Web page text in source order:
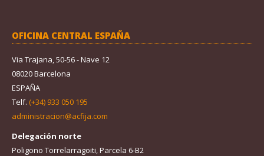
OFICINA CENTRAL ESPAÑA
Via Trajana, 50-56 - Nave 12
08020 Barcelona
ESPAÑA
Telf. (+34) 933 050 195
administracion@acfija.com
Delegación norte
Poligono Torrelarragoiti, Parcela 6-B2